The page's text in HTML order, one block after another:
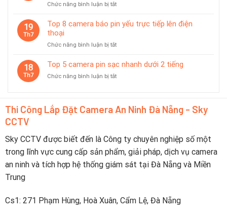
Chọn
Hiệu
chế
tiết
Chức năng bình luận bị tắtở
6
camera
dây
dùng
19
Th7
Top 8 camera báo pin yếu trực tiếp lên điện
thoại
Chức năng bình luận bị tắtở
8
báo
trực
tiếp
thoại
18
Th7
Top 5 camera pin sạc nhanh dưới 2 tiếng
Chức năng bình luận bị tắtở
pin
dưới
2
tiếng
Thi Công Lắp Đặt Camera An Ninh Đà Nẵng - Sky
CCTV
Sky CCTV được biết đến là Công ty chuyên nghiệp số một
trong lĩnh vực cung cấp sản phẩm, giải pháp, dịch vụ camera
an ninh và tích hợp hệ thống giám sát tại Đà Nẵng và Miền
Trung
Cs1: 271 Phạm Hùng, Hoà Xuân, Cẩm Lệ, Đà Nẵng